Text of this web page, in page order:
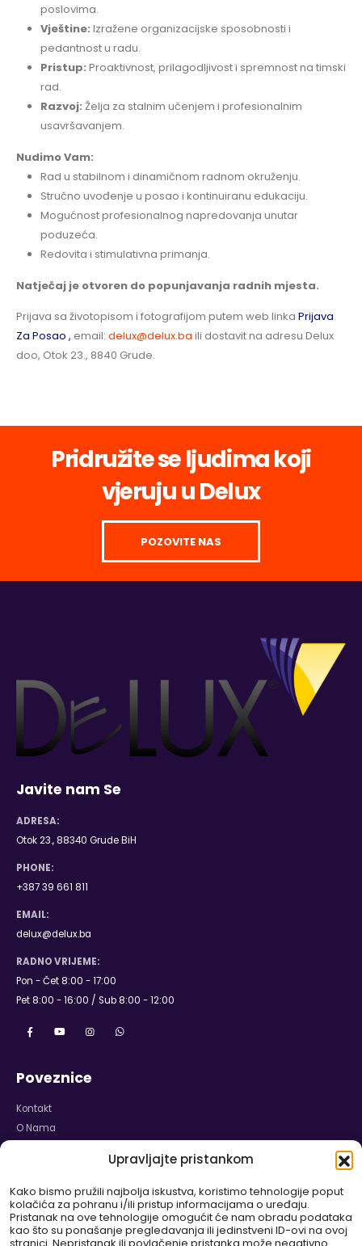
Upravljajte pristankom
Kako bismo pružili najbolja iskustva, koristimo tehnologije poput
kolačića za pohranu i/ili pristup informacijama o uređaju.
Pristanak na ove tehnologije omogućit će nam obradu podataka
kao što su ponašanje pregledavanja ili jedinstveni ID-ovi na ovoj
poslovima.
Vještine: Izražene organizacijske sposobnosti i
pedantnost u radu.
Pristup: Proaktivnost, prilagodljivost i spremnost na timski
rad.
Razvoj: Želja za stalnim učenjem i profesionalnim
usavršavanjem.
Nudimo Vam:
Rad u stabilnom i dinamičnom radnom okruženju.
Stručno uvođenje u posao i kontinuiranu edukaciju.
Mogućnost profesionalnog napredovanja unutar
poduzeća.
Redovita i stimulativna primanja.
Natječaj je otvoren do popunjavanja radnih mjesta.
Prijava sa životopisom i fotografijom putem web linka Prijava
Za Posao , email: delux@delux.ba ili dostavit na adresu Delux
doo, Otok 23., 8840 Grude.
Pridružite se ljudima koji
vjeruju u Delux
POZOVITE NAS
Javite nam Se
ADRESA:
Otok 23., 88340 Grude BiH
PHONE:
+387 39 661 811
EMAIL:
delux@delux.ba
RADNO VRIJEME:
Pon - Čet 8:00 - 17:00
Pet 8:00 - 16:00 / Sub 8:00 - 12:00
Poveznice
Kontakt
O Nama
Izjava o Privatnosti
Politika Kolačića
Odricanje od Odgovornosti